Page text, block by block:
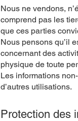
Nous ne vendons,
comprend pas les
que ces parties
Nous pensons qu’il
concernant des
physique de toute
Les informations
d’autres utilisations.
Protection des